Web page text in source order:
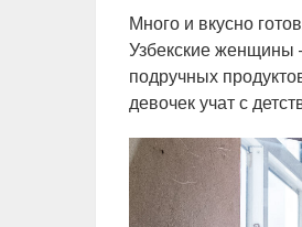
Много и вкусно
Узбекские женщины
подручных
девочек учат с